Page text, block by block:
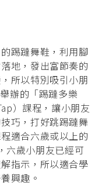
踢躂舞鞋，利用腳
地，發出富節奏的
所以特別吸引小朋
辦的「踢躂多樂
）課程，讓小朋友
巧，打好跳踢躂舞
適合六歲或以上的
六歲小朋友已經可
指示，所以適合學
興趣。